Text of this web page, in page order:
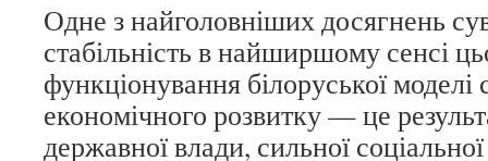
Одне з найголовніших досягнень
стабільність в найширшому сенсі
функціонування білоруської моделі
економічного розвитку — це
державної влади, сильної